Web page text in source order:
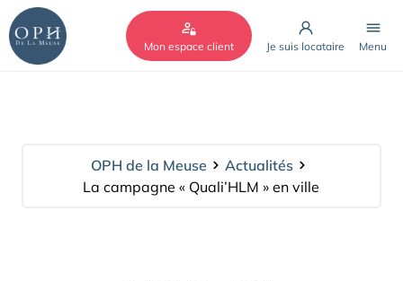
Mon espace client Je suis locataire Menu
OPH de la Meuse
Actualités
La campagne « Quali’HLM » en ville
Cookies management panel